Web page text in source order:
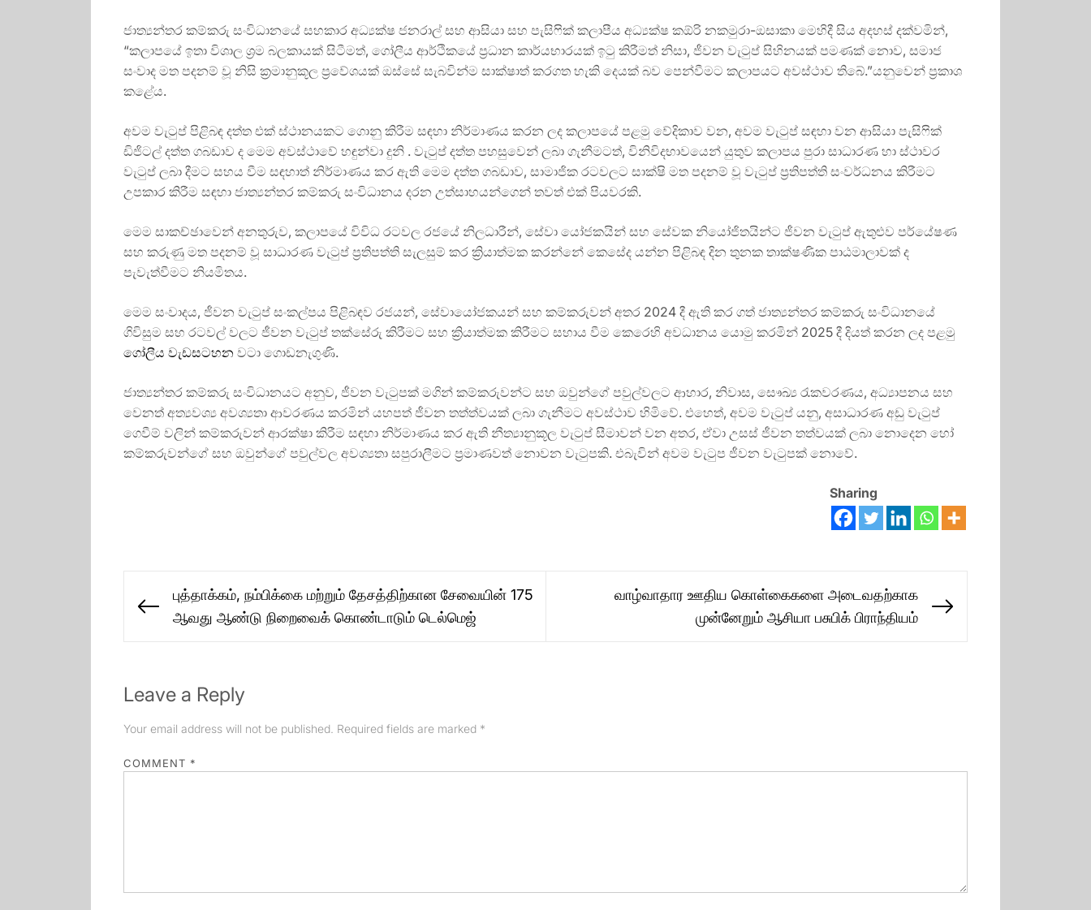
ජාත්‍යන්තර කම්කරු සංවිධානයේ සහකාර අධ්‍යක්ෂ ජනරාල් සහ ආසියා සහ පැසිෆික් කලාපීය අධ්‍යක්ෂ කඕරි නකමුරා-ඔසාකා මෙහිදී සිය අදහස් දක්වමින්,
“කලාපයේ ඉතා විශාල ශ්‍රම බලකායක් සිටීමත්, ගෝලීය ආර්ථිකයේ ප්‍රධාන කාර්යභාරයක් ඉටු කිරීමත් නිසා, ජීවන වැටුප් සිහිනයක් පමණක් නොව, සමාජ
සංවාද මත පදනම් වූ නිසි ක්‍රමානුකූල ප්‍රවේශයක් ඔස්සේ සැබවින්ම සාක්ෂාත් කරගත හැකි දෙයක් බව පෙන්වීමට කලාපයට අවස්ථාව තිබේ.”යනුවෙන් ප්‍රකාශ
කළේය.
අවම වැටුප් පිළිබඳ දත්ත එක් ස්ථානයකට ගොනු කිරීම සඳහා නිර්මාණය කරන ලද කලාපයේ පළමු වේදිකාව වන, අවම වැටුප් සඳහා වන ආසියා පැසිෆික්
ඩිජිටල් දත්ත ගබඩාව ද මෙම අවස්ථාවේ හඳුන්වා දුනි . වැටුප් දත්ත පහසුවෙන් ලබා ගැනීමටත්, විනිවිදභාවයෙන් යුතුව කලාපය පුරා සාධාරණ හා ස්ථාවර
වැටුප් ලබා දීමට සහය වීම සඳහාත් නිර්මාණය කර ඇති මෙම දත්ත ගබඩාව, සාමාජික රටවලට සාක්ෂි මත පදනම් වූ වැටුප් ප්‍රතිපත්ති සංවර්ධනය කිරීමට
උපකාර කිරීම සඳහා ජාත්‍යන්තර කම්කරු සංවිධානය දරන උත්සාහයන්ගෙන් තවත් එක් පියවරකි.
මෙම සාකච්ඡාවෙන් අනතුරුව, කලාපයේ විවිධ රටවල රජයේ නිලධාරීන්, සේවා යෝජකයින් සහ සේවක නියෝජිතයින්ට ජීවන වැටුප් ඇතුළුව පර්යේෂණ
සහ කරුණු මත පදනම් වූ සාධාරණ වැටුප් ප්‍රතිපත්ති සැලසුම් කර ක්‍රියාත්මක කරන්නේ කෙසේද යන්න පිළිබඳ දින තුනක තාක්ෂණික පාඨමාලාවක් ද
පැවැත්වීමට නියමිතය.
මෙම සංවාදය, ජීවන වැටුප් සංකල්පය පිළිබඳව රජයන්, සේවායෝජකයන් සහ කම්කරුවන් අතර 2024 දී ඇති කර ගත් ජාත්‍යන්තර කම්කරු සංවිධානයේ
ගිවිසුම සහ රටවල් වලට ජීවන වැටුප් තක්සේරු කිරීමට සහ ක්‍රියාත්මක කිරීමට සහාය වීම කෙරෙහි අවධානය යොමු කරමින් 2025 දී දියත් කරන ලද පළමු
ගෝලීය වැඩසටහන වටා ගොඩනැගුණි.
ජාත්‍යන්තර කම්කරු සංවිධානයට අනුව, ජීවන වැටුපක් මගින් කම්කරුවන්ට සහ ඔවුන්ගේ පවුල්වලට ආහාර, නිවාස, සෞඛ්‍ය රැකවරණය, අධ්‍යාපනය සහ
වෙනත් අත්‍යවශ්‍ය අවශ්‍යතා ආවරණය කරමින් යහපත් ජීවන තත්ත්වයක් ලබා ගැනීමට අවස්ථාව හිමිවේ. එහෙත්, අවම වැටුප් යනු, අසාධාරණ අඩු වැටුප්
ගෙවීම් වලින් කම්කරුවන් ආරක්ෂා කිරීම සඳහා නිර්මාණය කර ඇති නීත්‍යානුකූල වැටුප් සීමාවන් වන අතර, ඒවා උසස් ජීවන තත්වයක් ලබා නොදෙන හෝ
කම්කරුවන්ගේ සහ ඔවුන්ගේ පවුල්වල අවශ්‍යතා සපුරාලීමට ප්‍රමාණවත් නොවන වැටුපකි. එබැවින් අවම වැටුප ජීවන වැටුපක් නොවේ.
Sharing
navigation
Previous
புத்தாக்கம், நம்பிக்கை மற்றும் தேசத்திற்கான சேவையின் 175
ஆவது ஆண்டு நிறைவைக் கொண்டாடும் டெல்மெஜ்
வாழ்வாதார ஊதிய கொள்கைகளை அடைவதற்காக
முன்னேறும் ஆசியா பசுபிக் பிராந்தியம்
Leave a Reply
Your email address will not be published. Required fields are marked *
COMMENT *